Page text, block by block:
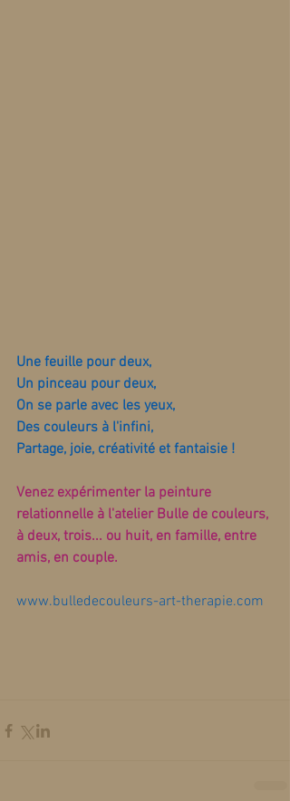
Une feuille pour deux,
Un pinceau pour deux,
On se parle avec les yeux,
Des couleurs à l'infini,
Partage, joie, créativité et fantaisie !
Venez expérimenter la peinture
relationnelle à l'atelier Bulle de couleurs,
à deux, trois... ou huit, en famille, entre
amis, en couple.
www.bulledecouleurs-art-therapie.com